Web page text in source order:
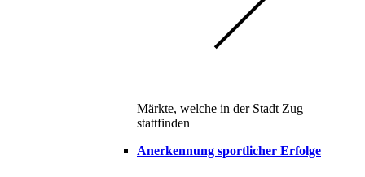
Märkte, welche in der Stadt Zug
stattfinden
Anerkennung sportlicher Erfolge